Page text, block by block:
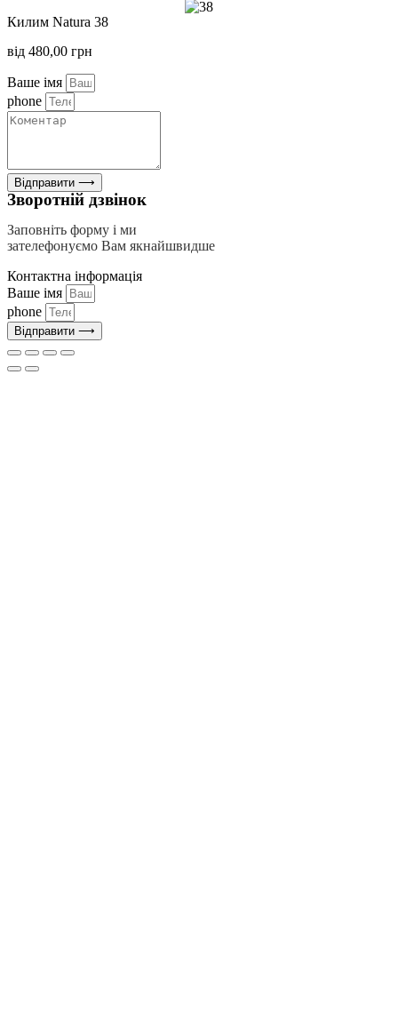
Килим Natura 38
від 480,00 грн
Ваше імя
phone
Відправити ⟶
Зворотній дзвінок
Заповніть форму і ми
зателефонуємо Вам якнайшвидше
Контактна інформація
Ваше імя
phone
Відправити ⟶